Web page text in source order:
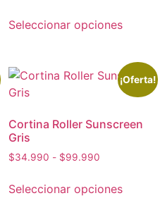
Seleccionar opciones
¡Oferta!
Cortina Roller Sunscreen
Gris
$34.990 - $99.990
Seleccionar opciones